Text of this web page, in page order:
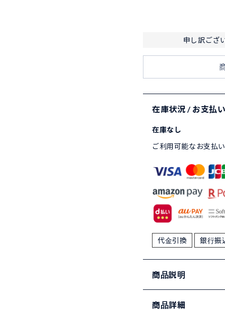
申し訳ござ
在庫状況 / お支払
在庫なし
ご利用可能なお支払
代金引換 銀行振
商品説明
商品詳細